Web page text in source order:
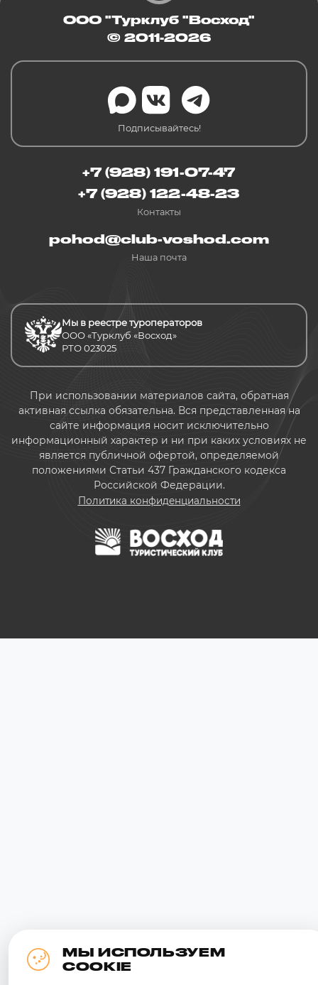
ООО "Турклуб "Восход"
© 2011-2026
Подписывайтесь!
+7 (928) 191-07-47
+7 (928) 122-48-23
Контакты
pohod@club-voshod.com
Наша почта
Мы в реестре туроператоров
ООО «Турклуб «Восход»
РТО 023025
При использовании материалов сайта, обратная
активная ссылка обязательна. Вся представленная на
сайте информация носит исключительно
информационный характер и ни при каких условиях не
является публичной офертой, определяемой
положениями Статьи 437 Гражданского кодекса
Российской Федерации.
Политика конфиденциальности
МЫ ИСПОЛЬЗУЕМ
COOKIE